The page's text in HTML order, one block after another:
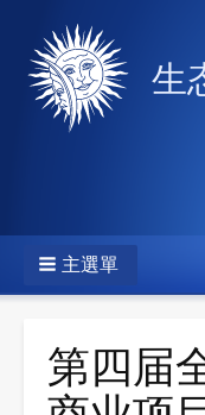
生
主選單
第四届